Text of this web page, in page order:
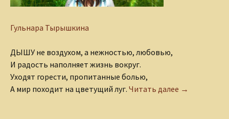
Гульнара Тырышкина
ДЫШУ не воздухом, а нежностью, любовью,
И радость наполняет жизнь вокруг.
Уходят горести, пропитанные болью,
А мир походит на цветущий луг. Читать далее Дышу!
→